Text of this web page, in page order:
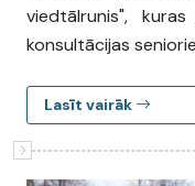
viedtālrunis",
konsultācijas
Lasīt vairāk